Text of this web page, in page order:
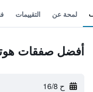
لمحة عن التقييمات
أفضل صفقات
ح 16/8